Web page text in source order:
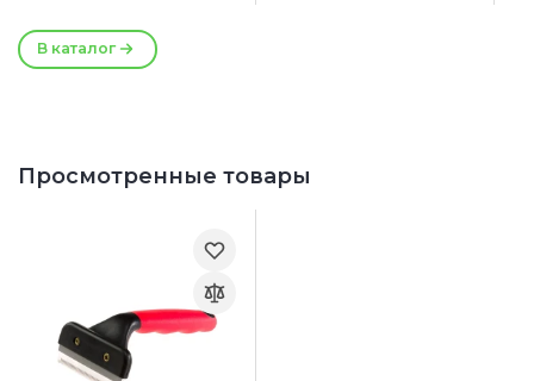
В каталог
Просмотренные товары